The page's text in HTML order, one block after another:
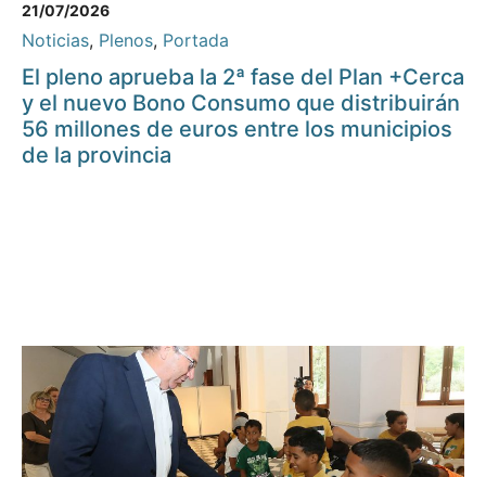
21/07/2026
Noticias, Plenos, Portada
El pleno aprueba la 2ª fase del Plan +Cerca
y el nuevo Bono Consumo que distribuirán
56 millones de euros entre los municipios
de la provincia